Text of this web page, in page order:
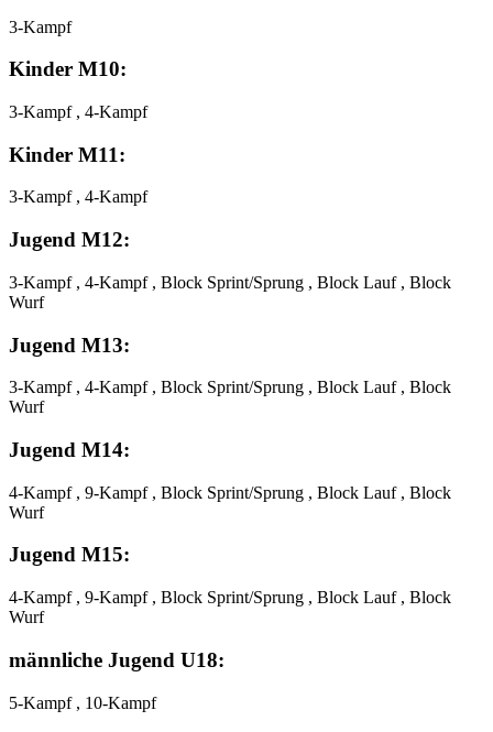
3-Kampf
Kinder M10:
3-Kampf , 4-Kampf
Kinder M11:
3-Kampf , 4-Kampf
Jugend M12:
3-Kampf , 4-Kampf , Block Sprint/Sprung , Block Lauf , Block
Wurf
Jugend M13:
3-Kampf , 4-Kampf , Block Sprint/Sprung , Block Lauf , Block
Wurf
Jugend M14:
4-Kampf , 9-Kampf , Block Sprint/Sprung , Block Lauf , Block
Wurf
Jugend M15:
4-Kampf , 9-Kampf , Block Sprint/Sprung , Block Lauf , Block
Wurf
männliche Jugend U18:
5-Kampf , 10-Kampf